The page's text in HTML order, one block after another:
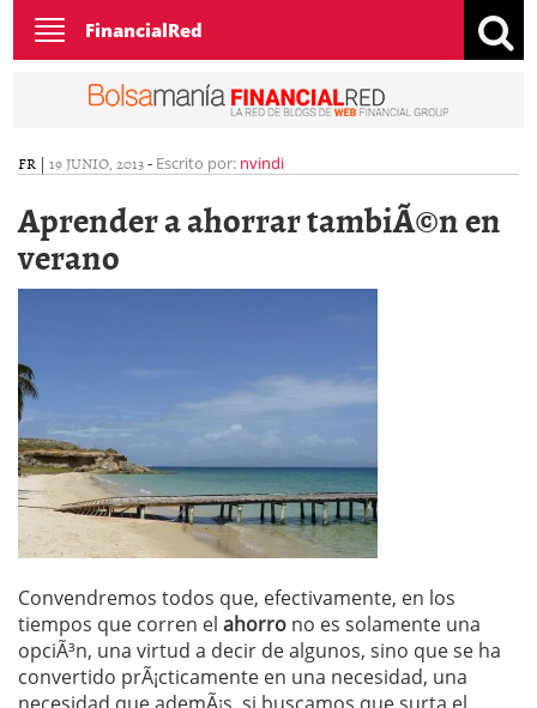
Toggle
navigation
FinancialRed
FR | 19 JUNIO, 2013- Escrito por: nvindi
Aprender a ahorrar tambiÃ©n en
verano
Convendremos todos que, efectivamente, en los
tiempos que corren el ahorro no es solamente una
opciÃ³n, una virtud a decir de algunos, sino que se ha
convertido prÃ¡cticamente en una necesidad, una